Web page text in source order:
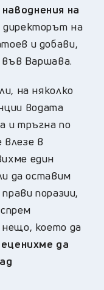
на
директорът на
и добави,
във Варшава.
на няколко
водата
и тръгна по
в
един
да оставим
поразии,
което да
да